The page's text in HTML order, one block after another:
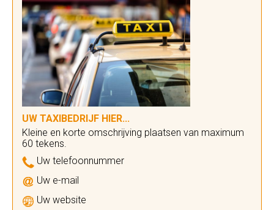
UW TAXIBEDRIJF HIER...
Kleine en korte omschrijving plaatsen van maximum
60 tekens.
Uw telefoonnummer
Uw e-mail
Uw website